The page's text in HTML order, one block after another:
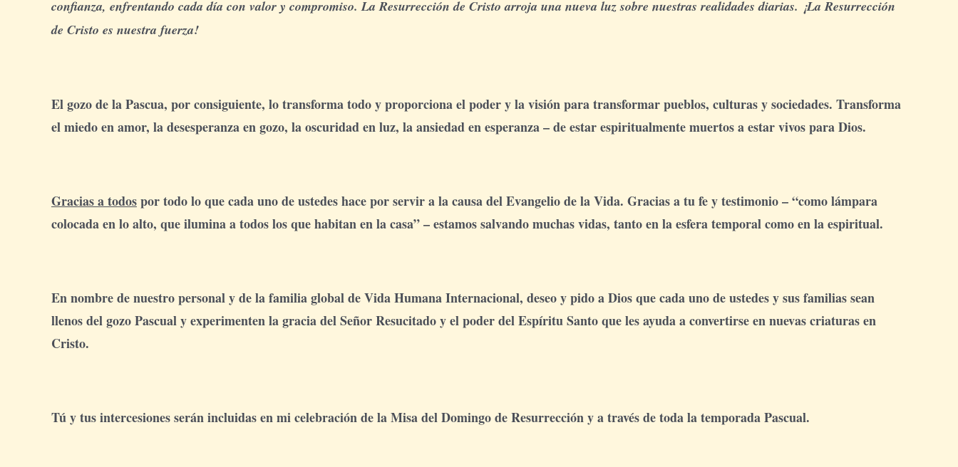
confianza, enfrentando cada día con valor y compromiso. La Resurrección de Cristo arroja una nueva luz sobre nuestras realidades diarias. ¡La Resurrección
de Cristo es nuestra fuerza!
El gozo de la Pascua, por consiguiente, lo transforma todo y proporciona el poder y la visión para transformar pueblos, culturas y sociedades. Transforma
el miedo en amor, la desesperanza en gozo, la oscuridad en luz, la ansiedad en esperanza – de estar espiritualmente muertos a estar vivos para Dios.
Gracias a todospor todo lo que cada uno de ustedes hace por servir a la causa del Evangelio de la Vida. Gracias a tu fe y testimonio – “como lámpara
colocada en lo alto, que ilumina a todos los que habitan en la casa” – estamos salvando muchas vidas, tanto en la esfera temporal como en la espiritual.
En nombre de nuestro personal y de la familia global de Vida Humana Internacional, deseo y pido a Dios que cada uno de ustedes y sus familias sean
llenos del gozo Pascual y experimenten la gracia del Señor Resucitado y el poder del Espíritu Santo que les ayuda a convertirse en nuevas criaturas en
Cristo.
Tú y tus intercesiones serán incluidas en mi celebración de la Misa del Domingo de Resurrección y a través de toda la temporada Pascual.